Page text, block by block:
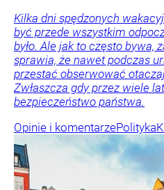
Kilka dni spędzonych
być przede wszystkim
było. Ale jak to często bywa,
sprawia, że nawet podczas
przestać obserwować
Zwłaszcza gdy przez wiele
bezpieczeństwo państwa.
Opinie i komentarzePolityka